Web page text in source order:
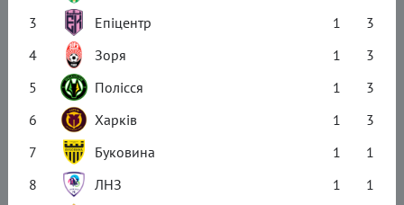
3
Епіцентр 1
3
4
Зоря 1
3
5
Полісся 1
3
6
Харків 1
3
7
Буковина 1
1
8
ЛНЗ 1
1